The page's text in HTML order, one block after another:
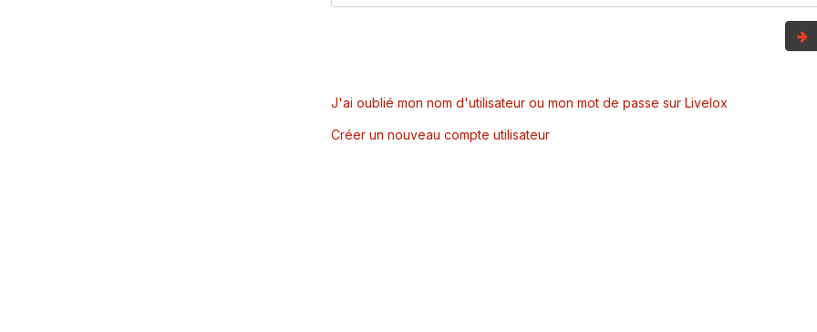
J'ai oublié mon nom d'utilisateur ou mon mot de passe sur Livelox
Créer un nouveau compte utilisateur